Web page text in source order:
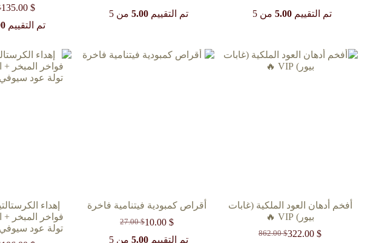
الأصلي
الحاليتم التقييم5.00 من 5
الأصلي
الحالي تم التقييم 5.00من 5
135.00$
تم التقييم
أفخم أدهان العود الملكية (غابات
بيور) VIP 🔥
862.00$
السعر322.00$
السعر
أقراص كمبودية فيتنامية فاخرة
27.00$
السعر
الأصلي
10.00$
السعر
الحالي تم التقييم 5.00من 5
إهداء
فواخر المبخر +
تولة عود